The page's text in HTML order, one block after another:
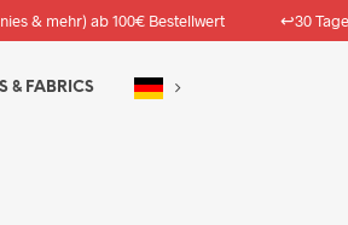
& mehr) ab 100€ Bestellwert ↩️30
& FABRICS